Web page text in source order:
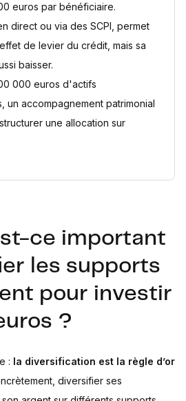
euros par bénéficiaire.
direct ou via des SCPI, permet
de levier du crédit, mais sa
baisser.
000 euros d'actifs
un accompagnement patrimonial
une allocation sur
ce important
les supports
pour investir
?
: la diversification est la règle d’or
diversifier ses